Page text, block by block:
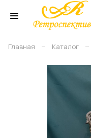
Главная – Каталог –